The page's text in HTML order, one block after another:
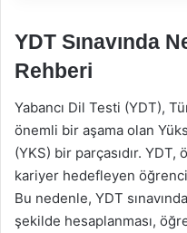
YDT Sınavında
Rehberi
Yabancı Dil Testi (YDT),
önemli bir aşama olan
(YKS) bir parçasıdır.
kariyer hedefleyen
Bu nedenle, YDT
şekilde hesaplanması,